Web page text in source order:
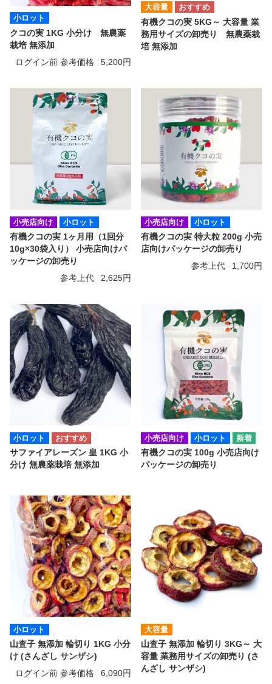
小ロット
クコの実 1KG 小分け 無農薬
栽培 無添加
ログイン前 参考価格
5,200円
大容量
有機クコの実 5KG～ 大容量 業
務用サイズの卸売り 無農薬栽
培 無添加
小売店向け
小ロット
有機クコの実 1ヶ月用（1回分
10g×30袋入り） 小売店向けパ
ッケージの卸売り
参考上代
2,625円
小売店向け
小ロット
有機クコの実 特大粒 200g 小売
店向けパッケージの卸売り
参考上代
1,700円
小ロット
サファイアレーズン 皇 1KG 小
分け 無農薬栽培 無添加
小売店向け
小ロット
有機クコの実 100g 小売店向け
パッケージの卸売り
小ロット
山査子 無添加 輪切り 1KG 小分
け (さんざし サンザシ)
ログイン前 参考価格
6,090円
大容量
山査子 無添加 輪切り 3KG～ 大
容量 業務用サイズの卸売り (さ
んざし サンザシ)